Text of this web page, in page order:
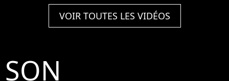
VOIR TOUTES LES VIDÉOS
SON